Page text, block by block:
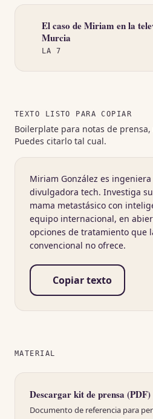
El caso de Miriam en la
Murcia
LA 7
(se abre en una pestaña
TEXTO LISTO PARA COPIAR
Boilerplate para notas de
Puedes citarlo tal cual.
Miriam González es
divulgadora tech. Investiga
mama metastásico con
equipo internacional, en
opciones de tratamiento que
convencional no ofrece.
Copiar texto
MATERIAL
Descargar kit de prensa (PDF)
Documento de referencia para